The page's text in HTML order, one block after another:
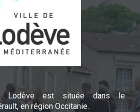
Lodève est située dans le
en région Occitanie.